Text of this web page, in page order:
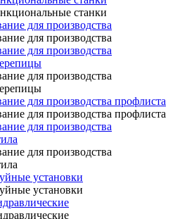
станки
для производства
для производства
для производства
для производства
для производства профлиста
для производства профлиста
для производства
для производства
установки
установки